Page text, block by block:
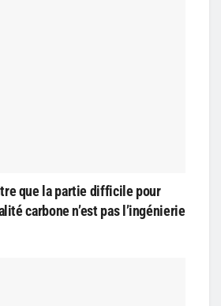
que la partie difficile pour
carbone n’est pas l’ingénierie